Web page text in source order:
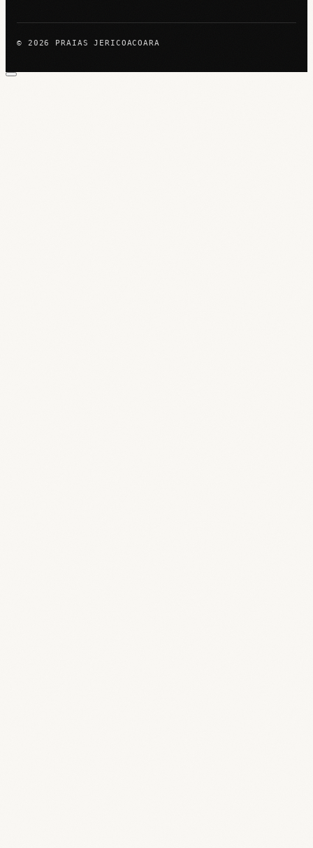
© 2026 PRAIAS JERICOACOARA